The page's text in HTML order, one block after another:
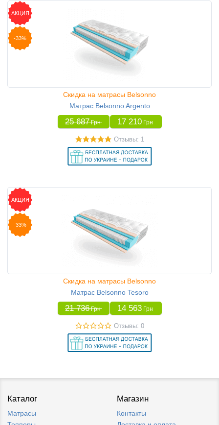
АКЦИЯ
-33%
Скидка на матрасы Belsonno
Матрас Belsonno Argento
25 687 Грн 17 210 Грн
Отзывы: 1
АКЦИЯ
-33%
Скидка на матрасы Belsonno
Матрас Belsonno Tesoro
21 736 Грн 14 563 Грн
Отзывы: 0
Каталог
Матрасы
Магазин
Контакты